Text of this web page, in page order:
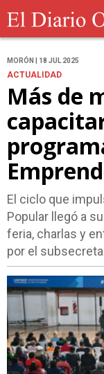
MORÓN | 18 JUL 2025
ACTUALIDAD
Más de
El ciclo que
Popular llegó a
feria, charlas y
por el